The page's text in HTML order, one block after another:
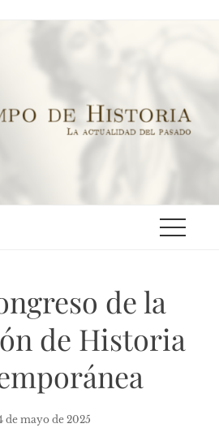
de la
de Historia
de mayo de 2025